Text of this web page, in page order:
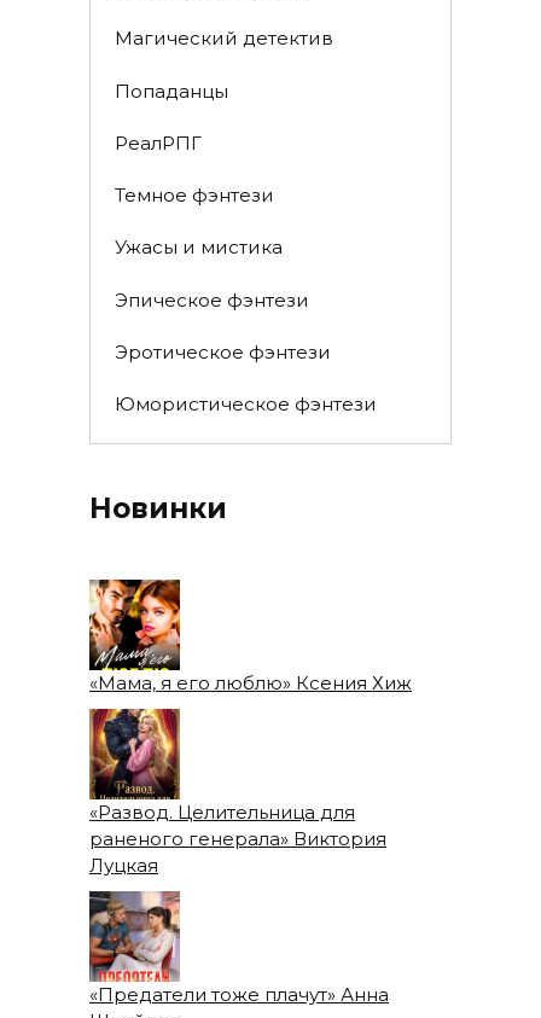
Магический детектив
Попаданцы
РеалРПГ
Темное фэнтези
Ужасы и мистика
Эпическое фэнтези
Эротическое фэнтези
Юмористическое фэнтези
Новинки
«Мама, я его люблю» Ксения Хиж
«Развод. Целительница для
раненого генерала» Виктория
Луцкая
«Предатели тоже плачут» Анна